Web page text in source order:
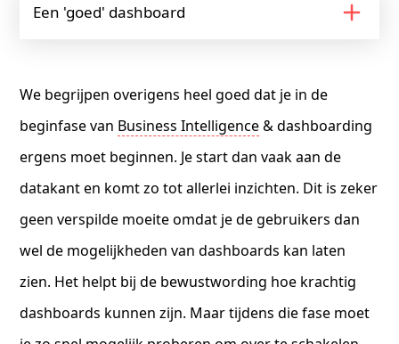
Een 'goed' dashboard
We begrijpen overigens heel goed dat je in de
beginfase van Business Intelligence& dashboarding
ergens moet beginnen. Je start dan vaak aan de
datakant en komt zo tot allerlei inzichten. Dit is zeker
geen verspilde moeite omdat je de gebruikers dan
wel de mogelijkheden van dashboards kan laten
zien. Het helpt bij de bewustwording hoe krachtig
dashboards kunnen zijn. Maar tijdens die fase moet